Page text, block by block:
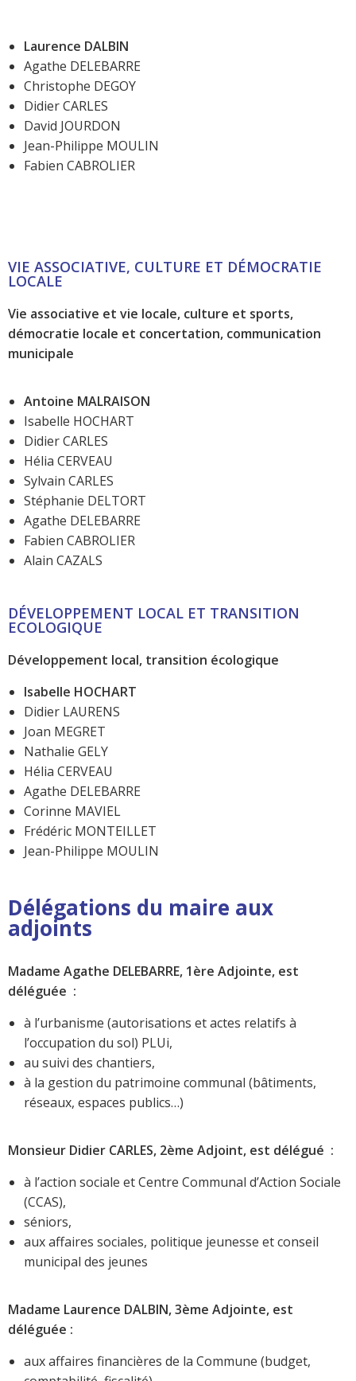
Laurence DALBIN
Agathe DELEBARRE
Christophe DEGOY
Didier CARLES
David JOURDON
Jean-Philippe MOULIN
Fabien CABROLIER
VIE ASSOCIATIVE, CULTURE ET DÉMOCRATIE
LOCALE
Vie associative et vie locale, culture et sports,
démocratie locale et concertation, communication
municipale
Antoine MALRAISON
Isabelle HOCHART
Didier CARLES
Hélia CERVEAU
Sylvain CARLES
Stéphanie DELTORT
Agathe DELEBARRE
Fabien CABROLIER
Alain CAZALS
DÉVELOPPEMENT LOCAL ET TRANSITION
ECOLOGIQUE
Développement local, transition écologique
Isabelle HOCHART
Didier LAURENS
Joan MEGRET
Nathalie GELY
Hélia CERVEAU
Agathe DELEBARRE
Corinne MAVIEL
Frédéric MONTEILLET
Jean-Philippe MOULIN
Délégations du maire aux
adjoints
Madame Agathe DELEBARRE, 1ère Adjointe, est
déléguée :
à l’urbanisme (autorisations et actes relatifs à
l’occupation du sol) PLUi,
au suivi des chantiers,
à la gestion du patrimoine communal (bâtiments,
réseaux, espaces publics…)
Monsieur Didier CARLES, 2ème Adjoint, est délégué :
à l’action sociale et Centre Communal d’Action Sociale
(CCAS),
séniors,
aux affaires sociales, politique jeunesse et conseil
municipal des jeunes
Madame Laurence DALBIN, 3ème Adjointe, est
déléguée :
aux affaires financières de la Commune (budget,